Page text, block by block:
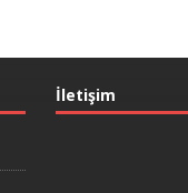
İletişim